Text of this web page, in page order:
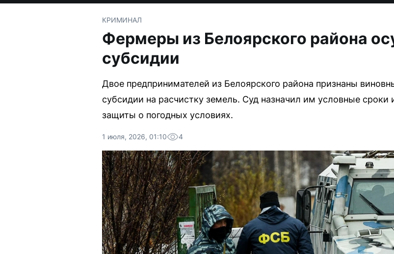
КРИМИНАЛ
Фермеры из Белоярского района
субсидии
Двое предпринимателей из Белоярского района признаны
субсидии на расчистку земель. Суд назначил им условные
защиты о погодных условиях.
1 июля, 2026, 01:10 4